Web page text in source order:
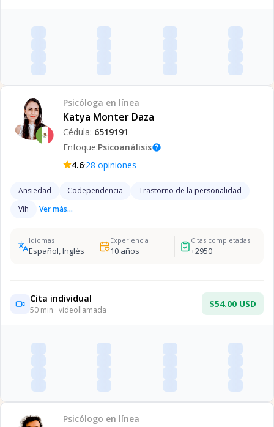
Psicóloga en línea
Katya Monter Daza
Cédula: 6519191
Enfoque:Psicoanálisishelp
4.6·28 opiniones
Ansiedad Codependencia
Trastorno de la personalidad
Vih
Ver más...
Idiomas
Español, Inglés
Experiencia
10años
Citas completadas
+2950
Cita individual
50 min · videollamada
$54.00 USD
Psicólogo en línea